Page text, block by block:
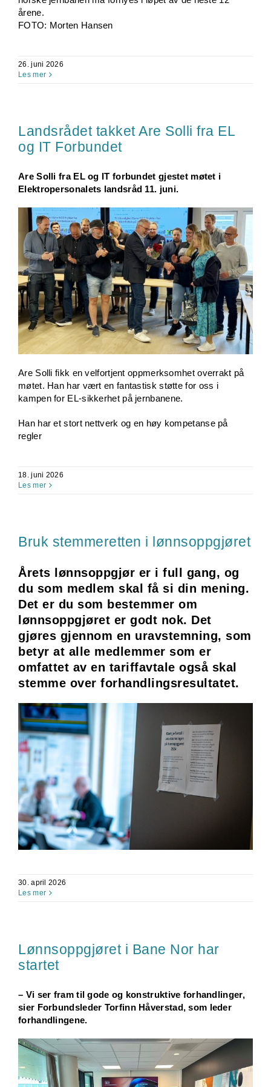
årene.
FOTO: Morten Hansen
26. juni 2026
Les mer
Landsrådet takket Are Solli fra EL
og IT Forbundet
Are Solli fra EL og IT forbundet gjestet møtet i
Elektropersonalets landsråd 11. juni.
Are Solli fikk en velfortjent oppmerksomhet overrakt på
møtet. Han har vært en fantastisk støtte for oss i
kampen for EL-sikkerhet på jernbanene.
Han har et stort nettverk og en høy kompetanse på
regler
18. juni 2026
Les mer
Bruk stemmeretten i lønnsoppgjøret
Årets lønnsoppgjør er i full gang, og
du som medlem skal få si din mening.
Det er du som bestemmer om
lønnsoppgjøret er godt nok. Det
gjøres gjennom en uravstemning, som
betyr at alle medlemmer som er
omfattet av en tariffavtale også skal
stemme over forhandlingsresultatet.
30. april 2026
Les mer
Lønnsoppgjøret i Bane Nor har
startet
– Vi ser fram til gode og konstruktive forhandlinger,
sier Forbundsleder Torfinn Håverstad, som leder
forhandlingene.